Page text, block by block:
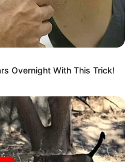
Overnight With This Trick!